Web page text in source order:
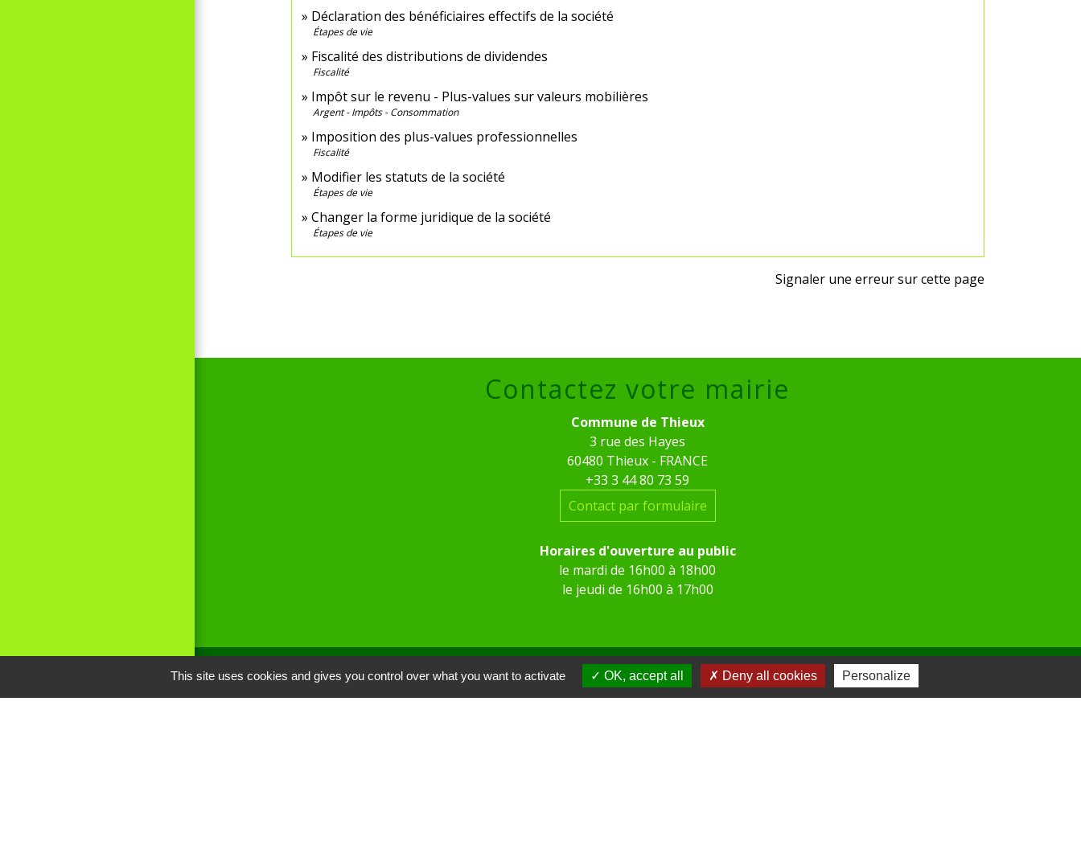
Déclaration des bénéficiaires effectifs de la société
Étapes de vie
Fiscalité des distributions de dividendes
Fiscalité
Impôt sur le revenu - Plus-values sur valeurs mobilières
Argent - Impôts - Consommation
Imposition des plus-values professionnelles
Fiscalité
Modifier les statuts de la société
Étapes de vie
Changer la forme juridique de la société
Étapes de vie
Signaler une erreur sur cette page
Contactez votre mairie
Commune de Thieux
3 rue des Hayes
60480 Thieux - FRANCE
+33 3 44 80 73 59
Contact par formulaire
Horaires d'ouverture au public
le mardi de 16h00 à 18h00
le jeudi de 16h00 à 17h00
This site uses cookies and gives you control over what you want to activate OK, accept all Deny all cookies Personalize